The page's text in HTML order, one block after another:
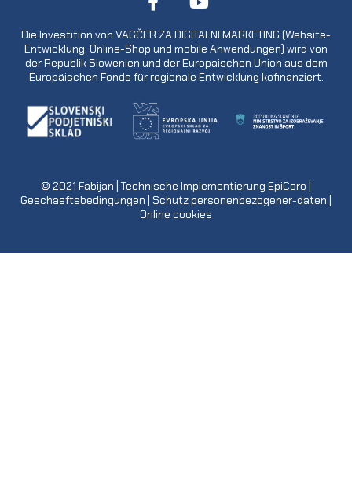
Die Investition von VAGČER ZA DIGITALNI MARKETING (Website-
Entwicklung, Online-Shop und mobile Anwendungen) wird von
der Republik Slowenien und der Europäischen Union aus dem
Europäischen Fonds für regionale Entwicklung kofinanziert.
© 2021 Fabijan | Technische Implementierung EpiCoro
Geschaeftsbedingungen Schutz personenbezogener-daten
Online cookies